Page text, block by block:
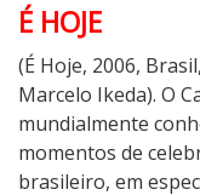
É HOJE
(É Hoje, 2006,
Marcelo Ikeda). O
mundialmente
momentos de
brasileiro, em